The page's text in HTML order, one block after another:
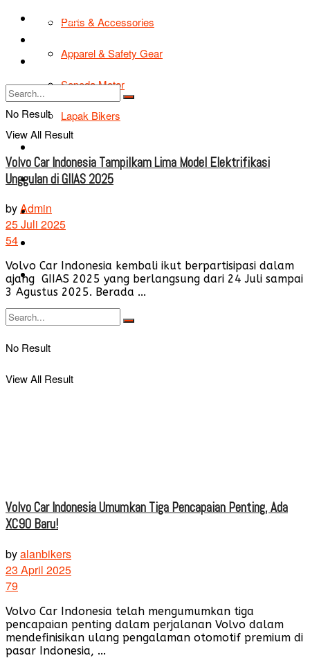
Parts & Accessories
Apparel & Safety Gear
Sepeda Motor
Lapak Bikers
Road Safety
TIPS & TRIK
Tentang Kami
No Result
View All Result
TIPS & TRIK
Tentang Kami
No Result
View All Result
Volvo Car Indonesia Tampilkam Lima Model Elektrifikasi
Unggulan di GIIAS 2025
byAdmin
25 Juli 2025
54
Volvo Car Indonesia kembali ikut berpartisipasi dalam
ajang GIIAS 2025 yang berlangsung dari 24 Juli sampai
3 Agustus 2025. Berada ...
Volvo Car Indonesia Umumkan Tiga Pencapaian Penting, Ada
XC90 Baru!
byalanbikers
23 April 2025
79
Volvo Car Indonesia telah mengumumkan tiga
pencapaian penting dalam perjalanan Volvo dalam
mendefinisikan ulang pengalaman otomotif premium di
pasar Indonesia, ...